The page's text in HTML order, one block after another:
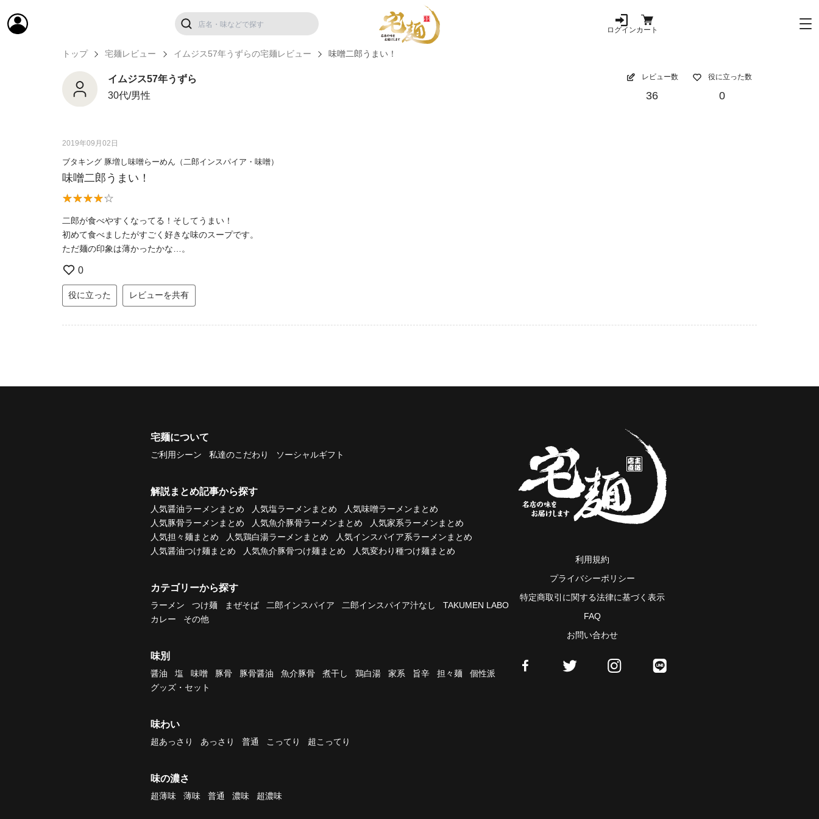
ログインカート
トップ 宅麺レビュー イムジス57年うずらの宅麺レビュー 味噌二郎うまい！
イムジス57年うずら
30代/男性
レビュー数
36
役に立った数
0
2019年09月02日
ブタキング 豚増し味噌らーめん（二郎インスパイア・味噌）
味噌二郎うまい！
二郎が食べやすくなってる！そしてうまい！
初めて食べましたがすごく好きな味のスープです。
ただ麺の印象は薄かったかな…。
0
役に立った レビューを共有
宅麺について
ご利用シーン 私達のこだわり ソーシャルギフト
解説まとめ記事から探す
人気醤油ラーメンまとめ 人気塩ラーメンまとめ
人気味噌ラーメンまとめ
人気豚骨ラーメンまとめ
人気魚介豚骨ラーメンまとめ
人気家系ラーメンまとめ
人気担々麺まとめ
人気鶏白湯ラーメンまとめ
人気インスパイア系ラーメンまとめ
人気醤油つけ麺まとめ
人気魚介豚骨つけ麺まとめ 人気変わり種つけ麺まとめ
カテゴリーから探す
ラーメン つけ麺 まぜそば 二郎インスパイア 二郎インスパイア汁なし
TAKUMEN LABO
カレー
その他
味別
醤油 塩 味噌 豚骨 豚骨醤油 魚介豚骨 煮干し 鶏白湯 家系 旨辛 担々麺
個性派
グッズ・セット
味わい
超あっさり あっさり 普通 こってり 超こってり
味の濃さ
超薄味 薄味 普通 濃味 超濃味
利用規約
プライバシーポリシー
特定商取引に関する法律に基づく表示
FAQ
お問い合わせ